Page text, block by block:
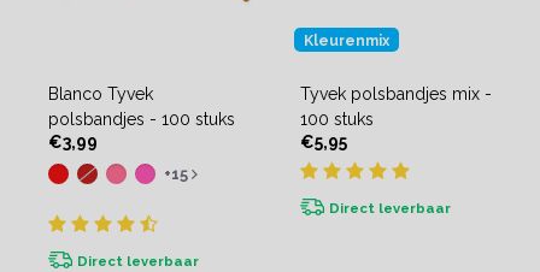
Blanco Tyvek
polsbandjes - 100 stuks
€3,99
+15
Direct leverbaar
Kleurenmix
Tyvek polsbandjes mix -
100 stuks
€5,95
Direct leverbaar